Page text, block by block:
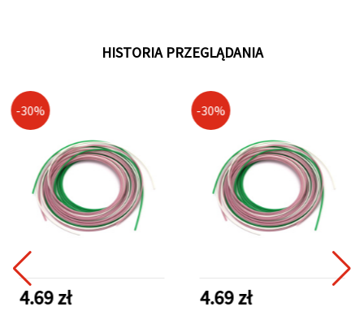
HISTORIA PRZEGLĄDANIA
-30%
4.69 zł
-30%
4.69 zł